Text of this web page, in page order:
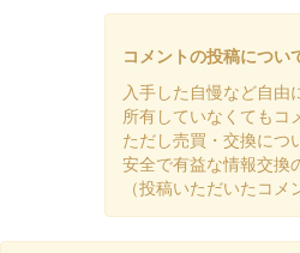
コメントの投稿につい
入手した自慢など自由
所有していなくてもコ
ただし売買・交換につ
安全で有益な情報交換
（投稿いただいたコ